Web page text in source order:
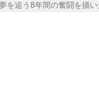
を追う8年間の奮闘を描い